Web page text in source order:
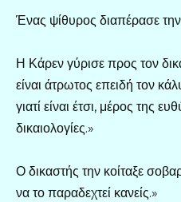
Ένας ψίθυρος διαπέρασε
Η Κάρεν γύρισε προς τον
είναι άτρωτος επειδή τον
γιατί είναι έτσι, μέρος της
δικαιολογίες.»
Ο δικαστής την κοίταξε
να το παραδεχτεί κανείς.»